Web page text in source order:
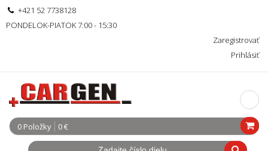
+421 52 7738128
PONDELOK-PIATOK 7:00 - 15:30
Zaregistrovať
Prihlásiť
0 Položky 0 €